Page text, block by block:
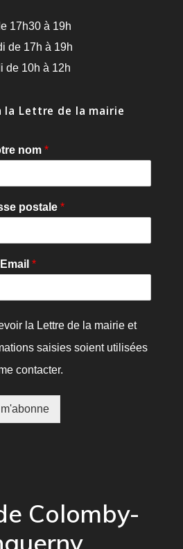
17h30 à 19h
de 17h à 19h
de 10h à 12h
la Lettre de la mairie
nom *
postale *
Email *
la Lettre de la mairie et
saisies soient utilisées
contacter.
Colomby-